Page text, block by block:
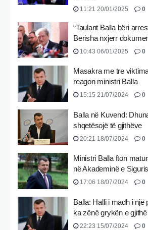
11:21 20/01/2025 0
“Taulant Balla bëri
Berisha nxjerr
10:43 06/01/2025 0
Masakra me tre
reagon ministri Balla
15:15 21/07/2024 0
Balla në Kuvend:
shqetësojë të gjithëve
20:21 18/07/2024 0
Ministri Balla fton
në Akademinë e
17:06 18/07/2024 0
Balla: Halli i madh i një
ka zënë grykën e
22:23 15/07/2024 0